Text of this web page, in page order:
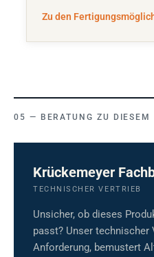
Zu den
BERATUNG ZU DIESEM
Krückemeyer
TECHNISCHER VERTRIEB
Unsicher, ob dieses
passt? Unser technischer
Anforderung, bemustert